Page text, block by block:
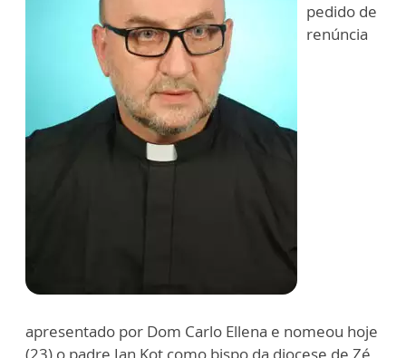
pedido de
renúncia
apresentado por Dom Carlo Ellena e nomeou hoje